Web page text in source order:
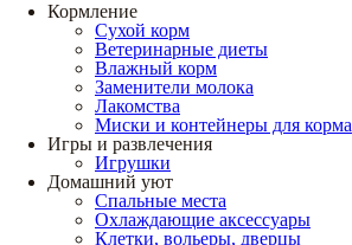
Кормление
Сухой корм
Ветеринарные диеты
Влажный корм
Заменители молока
Лакомства
Миски и контейнеры для корма
Игры и развлечения
Игрушки
Домашний уют
Спальные места
Охлаждающие аксессуары
Клетки, вольеры, дверцы